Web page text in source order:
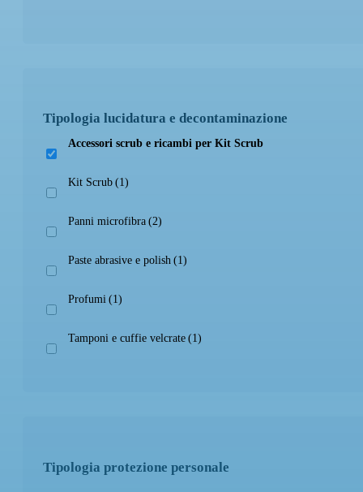
Prodotto Confezione
Tipologia lucidatura e decontaminazione
Accessori scrub e ricambi per Kit Scrub
Kit Scrub (1)
Panni microfibra (2)
Paste abrasive e polish (1)
Profumi (1)
Tamponi e cuffie velcrate (1)
Tipologia protezione personale